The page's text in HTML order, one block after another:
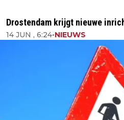
Drostendam krijgt nieuwe
14 JUN , 6:24•NIEUWS